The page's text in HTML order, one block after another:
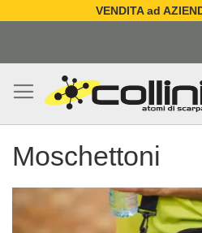
VENDITA ad
Moschettoni